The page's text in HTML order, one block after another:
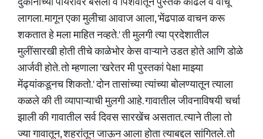
लागला. मागून एका मुलीचा आवाज आला, 'मेंढपाळ वाचन करू
शकतात हे मला माहित नव्हते.' ती मुलगी त्या प्रदेशातील
मुलींसारखी होती तीचे काळेभोर केस वाऱ्याने उडत होते आणि डोळे
आर्जवी होते. तो म्हणाला 'खरेतर मी पुस्तकां पेक्षा माझ्या
मेंढ्यांकडूनच शिकतो.' दोन तासांच्या त्यांच्या बोलण्यातून त्याला
कळले की ती व्यापाऱ्याची मुलगी आहे. गावातील जीवनाविषयी चर्चा
झाली की गावातील सर्व दिवस सारखेंच असतात. त्याने तीला तो
ज्या गावातून, शहरांतून जाऊन आला होता त्याबद्दल सांगितले. तो